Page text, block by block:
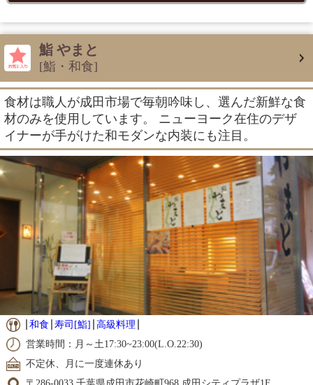
鮨 やまと
[鮨・和食]
食材は職人が成田市場で毎朝吟味し、選んだ新鮮な食
材のみを使用しています。 ニューヨーク在住のデザ
イナーが手がけた和モダンな内装にも注目。
和食 寿司[鮨]
高級料理
営業時間：月～土17:30~23:00(L.O.22:30)
不定休、月に一度連休あり